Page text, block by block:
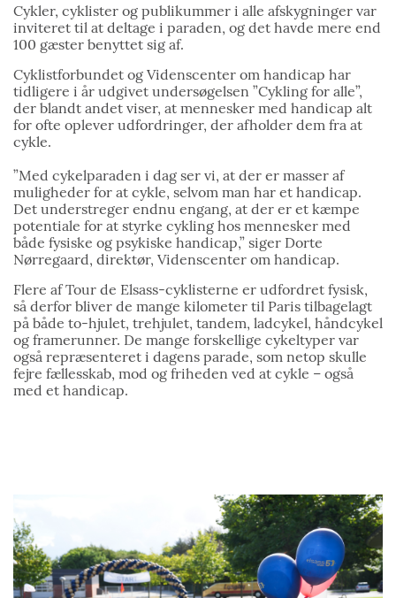
Cykler, cyklister og publikummer i alle afskygninger var
inviteret til at deltage i paraden, og det havde mere end
100 gæster benyttet sig af.
Cyklistforbundet og Videnscenter om handicap har
tidligere i år udgivet undersøgelsen ”Cykling for alle”,
der blandt andet viser, at mennesker med handicap alt
for ofte oplever udfordringer, der afholder dem fra at
cykle.
”Med cykelparaden i dag ser vi, at der er masser af
muligheder for at cykle, selvom man har et handicap.
Det understreger endnu engang, at der er et kæmpe
potentiale for at styrke cykling hos mennesker med
både fysiske og psykiske handicap,” siger Dorte
Nørregaard, direktør, Videnscenter om handicap.
Flere af Tour de Elsass-cyklisterne er udfordret fysisk,
så derfor bliver de mange kilometer til Paris tilbagelagt
på både to-hjulet, trehjulet, tandem, ladcykel, håndcykel
og framerunner. De mange forskellige cykeltyper var
også repræsenteret i dagens parade, som netop skulle
fejre fællesskab, mod og friheden ved at cykle – også
med et handicap.